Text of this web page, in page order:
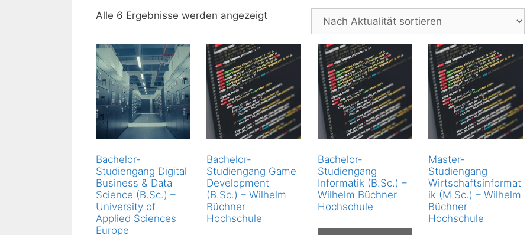
Alle 6 Ergebnisse werden angezeigtNach
sortiert
Bachelor-
Studiengang Digital
Business & Data
Science (B.Sc.) –
University of
Applied Sciences
Europe
Bachelor-
Studiengang Game
Development
(B.Sc.) – Wilhelm
Büchner
Hochschule
Bachelor-
Studiengang
Informatik (B.Sc.) –
Wilhelm Büchner
Hochschule
Master-
Studiengang
Wirtschaftsinformat
ik (M.Sc.) – Wilhelm
Büchner
Hochschule